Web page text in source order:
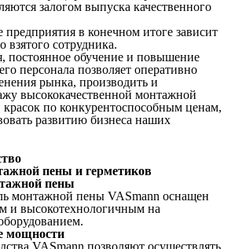
залогом выпуска качественного
в конечном итоге зависит
взятого сотрудника.
постоянное обучение и повышение
персонала позволяет оперативно
рынка, производить и
высококачественной монтажной
по конкурентоспособным ценам,
развитию бизнеса наших
пены и герметиков
пены
монтажной пены VASmann оснащен
и высокотехнологичным на
мощности
VASmann позволяют осуществлять